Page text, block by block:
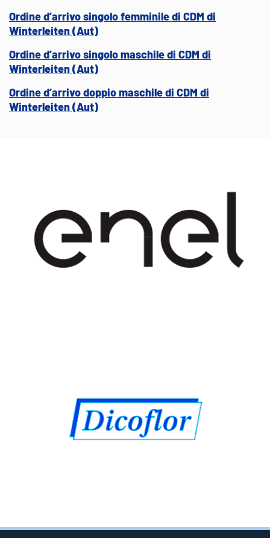
Ordine d’arrivo singolo femminile di CDM di
Winterleiten (Aut)
Ordine d’arrivo singolo maschile di CDM di
Winterleiten (Aut)
Ordine d’arrivo doppio maschile di CDM di
Winterleiten (Aut)